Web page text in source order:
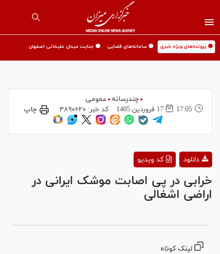
🟡 پرونده‌های ویژه خبری 🟡 سامانه‌های قضایی 🟡 جنایت میدان علیخانی اصفهان
چندرسانه
عمومی
17:05
17 فروردين 1405 کد خبر: ۴۸۹۰۶۲۰ چاپ
Video
کد ویدیو دانلود
خرابی در پی اصابت موشک ایرانی در
اراضی اشغالی
لینک کوتاه